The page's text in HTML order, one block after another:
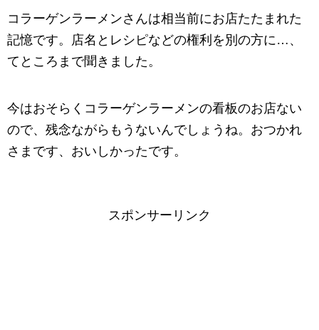
コラーゲンラーメンさんは相当前にお店たたまれた
記憶です。店名とレシピなどの権利を別の方に…、
てところまで聞きました。
今はおそらくコラーゲンラーメンの看板のお店ない
ので、残念ながらもうないんでしょうね。おつかれ
さまです、おいしかったです。
スポンサーリンク